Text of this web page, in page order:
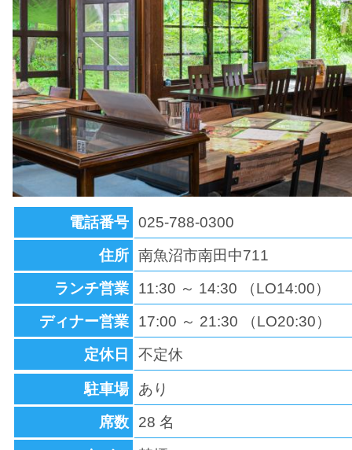
電話番号 025-788-0300
住所 南魚沼市南田中711
ランチ営業 11:30 ～ 14:30 （LO14:00）
ディナー営業 17:00 ～ 21:30 （LO20:30）
定休日
不定休
駐車場 あり
席数 28 名